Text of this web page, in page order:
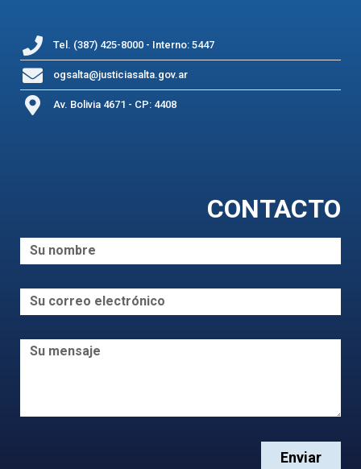
Tel. (387) 425-8000 - Interno: 5447
ogsalta@justiciasalta.gov.ar
Av. Bolivia 4671 - CP: 4408
CONTACTO
Enviar